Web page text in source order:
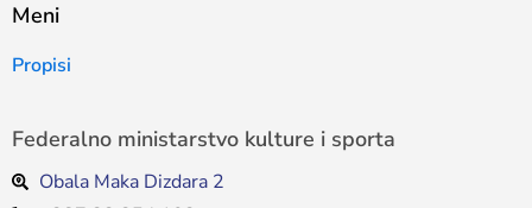
Meni
Propisi
Federalno ministarstvo kulture i sporta
Obala Maka Dizdara 2